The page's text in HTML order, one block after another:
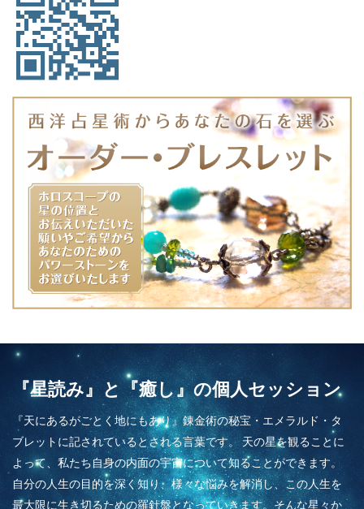
『星読み』と『癒し』の個人セッション
『天にあるがごとく地にもあり』錬金術の秘宝・エメラルド・タ
ブレットに記されているとされる言葉です。 天の星を観ることに
よって、私たち自身の内面の宇宙について知ることができます。
自分の人生の目的を深く知り、様々な悩みを解消し、この人生を
最大限に生き切るための羅針盤となっていきます。そんな星々か